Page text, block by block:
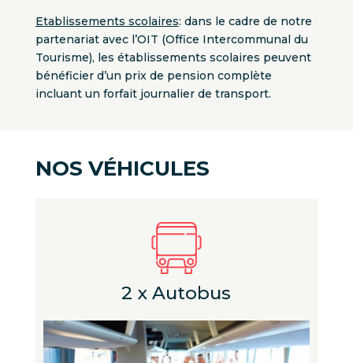
Etablissements scolaires: dans le cadre de notre
partenariat avec l’OIT (Office Intercommunal du
Tourisme), les établissements scolaires peuvent
bénéficier d’un prix de pension complète
incluant un forfait journalier de transport.
NOS VÉHICULES
2 x Autobus